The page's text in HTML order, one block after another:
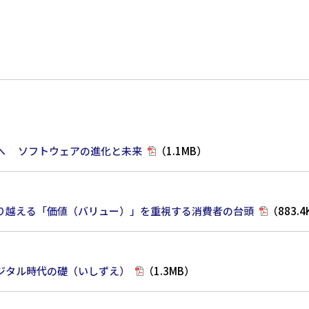
ソフトウェアの進化と未来 （1.1MB）
越える「価値（バリュー）」を重視する消費者の台頭 （
ル時代の礎（いしずえ） （1.3MB）